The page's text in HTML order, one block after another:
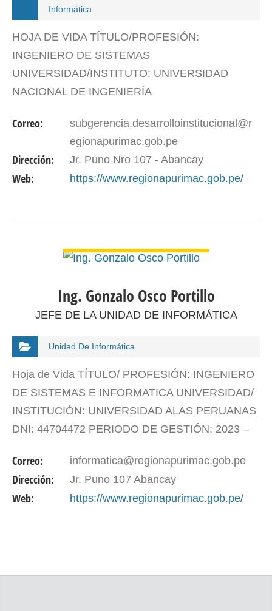
Informática
HOJA DE VIDA TÍTULO/PROFESIÓN:
INGENIERO DE SISTEMAS
UNIVERSIDAD/INSTITUTO: UNIVERSIDAD
NACIONAL DE INGENIERÍA
DNI: 08328596 PERIODO DE GESTIÓN: 09 de
setiembre de 2024
Correo:
subgerencia.desarrolloinstitucional@r
egionapurimac.gob.pe
Dirección: Jr. Puno Nro 107 - Abancay
Web: https://www.regionapurimac.gob.pe/
Ing. Gonzalo Osco Portillo
JEFE DE LA UNIDAD DE INFORMÁTICA
Unidad De Informática
Hoja de Vida TÍTULO/ PROFESIÓN: INGENIERO
DE SISTEMAS E INFORMATICA UNIVERSIDAD/
INSTITUCIÓN: UNIVERSIDAD ALAS PERUANAS
DNI: 44704472 PERIODO DE GESTIÓN: 2023 –
Correo: informatica@regionapurimac.gob.pe
Dirección: Jr. Puno 107 Abancay
Web: https://www.regionapurimac.gob.pe/